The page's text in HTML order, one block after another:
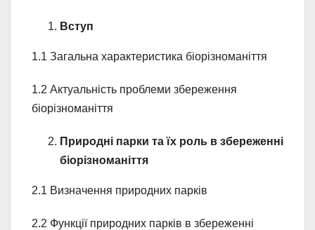
Вступ
1.1 Загальна характеристика біорізноманіття
1.2 Актуальність проблеми збереження
біорізноманіття
Природні парки та їх роль в збереженні
біорізноманіття
2.1 Визначення природних парків
2.2 Функції природних парків в збереженні